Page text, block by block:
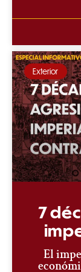
Exterior
7
El